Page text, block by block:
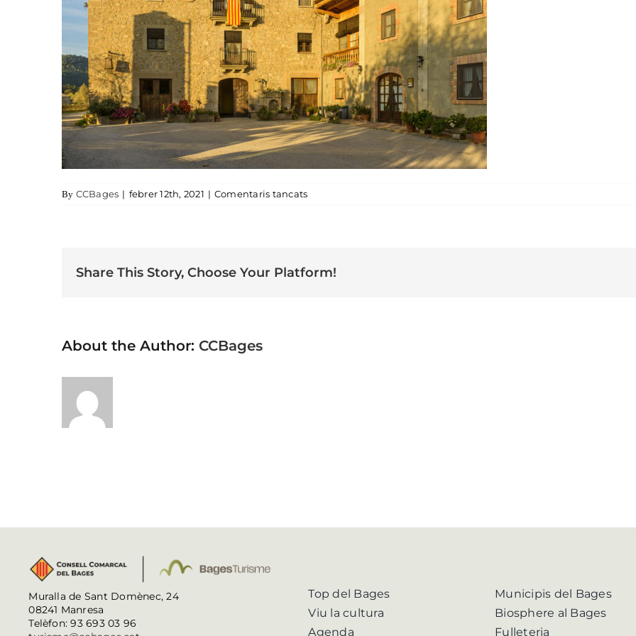
By CCBages | febrer 12th, 2021 | Comentaris tancatsa Torre Bofill2
Share This Story, Choose Your Platform!
About the Author: CCBages
Muralla de Sant Domènec, 24
08241 Manresa
Telèfon: 93 693 03 96
Top del Bages
Viu la cultura
Agenda
Municipis del Bages
Biosphere al Bages
Fulleteria